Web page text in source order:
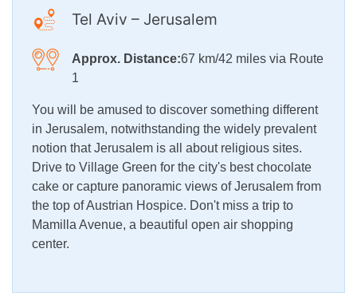
Tel Aviv – Jerusalem
Approx. Distance:67 km/42 miles via Route
1
You will be amused to discover something different
in Jerusalem, notwithstanding the widely prevalent
notion that Jerusalem is all about religious sites.
Drive to Village Green for the city's best chocolate
cake or capture panoramic views of Jerusalem from
the top of Austrian Hospice. Don't miss a trip to
Mamilla Avenue, a beautiful open air shopping
center.